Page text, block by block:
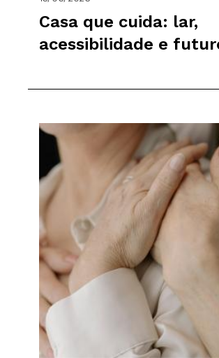
Casa que cuida: lar,
acessibilidade e